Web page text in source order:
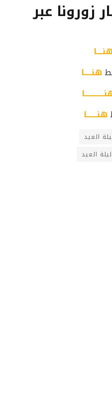
زورونا عبر
هنــــا
هنـــــا
هنـــــــا
العيد
العيد